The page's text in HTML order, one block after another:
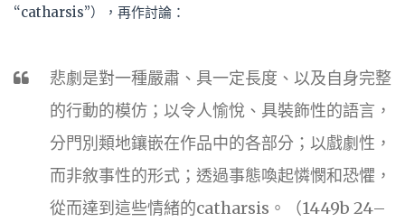
“catharsis”），再作討論：
悲劇是對一種嚴肅、具一定長度、以及自身完整
的行動的模仿；以令人愉悅、具裝飾性的語言，
分門別類地鑲嵌在作品中的各部分；以戲劇性，
而非敘事性的形式；透過事態喚起憐憫和恐懼，
從而達到這些情緒的catharsis。（1449b 24–